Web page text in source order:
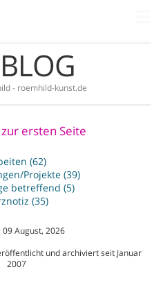
- roemhild-kunst.de
ersten Seite
(62)
Projekte (39)
betreffend (5)
(35)
09 August, 2026
und archiviert seit Januar
2007